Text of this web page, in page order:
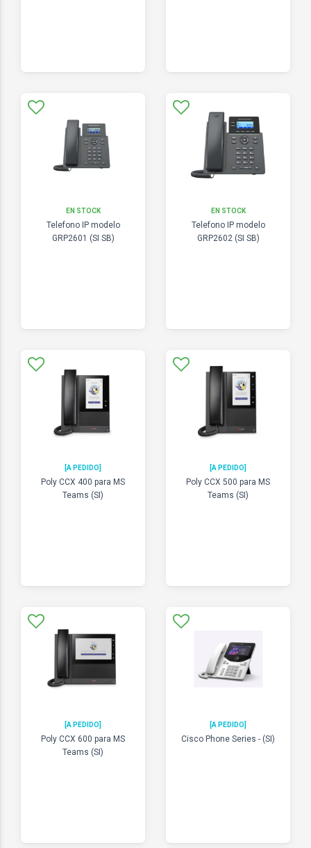
EN STOCK
Telefono IP modelo
GRP2601 (SI SB)
EN STOCK
Telefono IP modelo
GRP2602 (SI SB)
[A PEDIDO]
Poly CCX 400 para MS
Teams (SI)
[A PEDIDO]
Poly CCX 500 para MS
Teams (SI)
[A PEDIDO]
Poly CCX 600 para MS
Teams (SI)
[A PEDIDO]
Cisco Phone Series - (SI)